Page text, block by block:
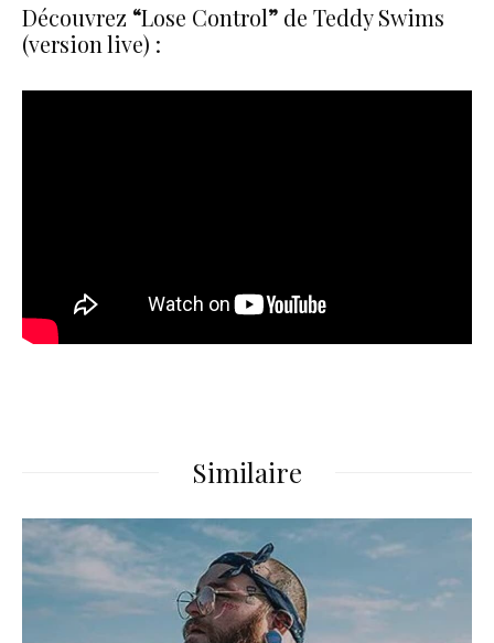
Découvrez “Lose Control” de Teddy Swims
(version live) :
Similaire